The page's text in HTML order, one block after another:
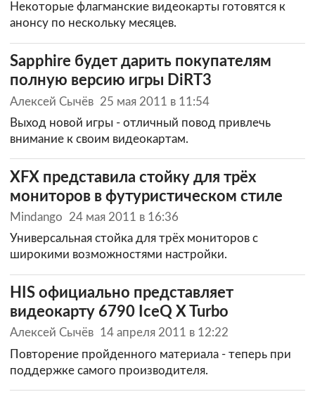
Некоторые флагманские видеокарты готовятся к
анонсу по нескольку месяцев.
Sapphire будет дарить покупателям
полную версию игры DiRT3
Алексей Сычёв 25 мая 2011 в 11:54
Выход новой игры - отличный повод привлечь
внимание к своим видеокартам.
XFX представила стойку для трёх
мониторов в футуристическом стиле
Mindango
24 мая 2011 в 16:36
Универсальная стойка для трёх мониторов с
широкими возможностями настройки.
HIS официально представляет
видеокарту 6790 IceQ X Turbo
Алексей Сычёв 14 апреля 2011 в 12:22
Повторение пройденного материала - теперь при
поддержке самого производителя.